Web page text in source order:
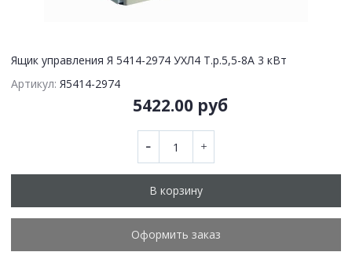
Ящик управления Я 5414-2974 УХЛ4 Т.р.5,5-8А 3 кВт
Артикул: Я5414-2974
5422.00 руб
В корзину
Оформить заказ